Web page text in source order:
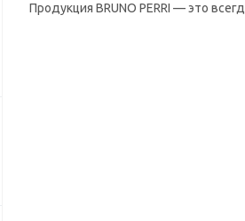
Продукция BRUNO PERRI — это